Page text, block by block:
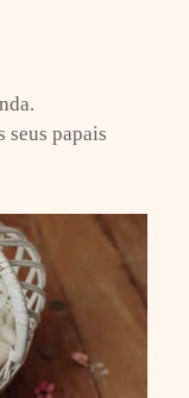
seus papais